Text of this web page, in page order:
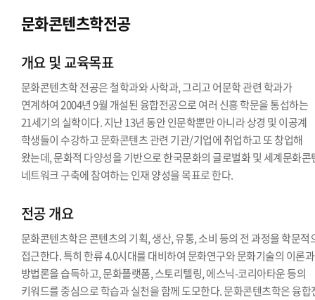
문화콘텐츠학전공
개요 및 교육목표
문화콘텐츠학 전공은 철학과와 사학과, 그리고 어문학 관련 학과가
연계하여 2004년 9월 개설된 융합전공으로 여러 신흥 학문을 통섭하는
21세기의 실학이다. 지난 13년 동안 인문학뿐만 아니라 상경 및 이공계
학생들이 수강하고 문화콘텐츠 관련 기관/기업에 취업하고 또 창업해
왔는데, 문화적 다양성을 기반으로 한국문화의 글로벌화 및 세계문화콘
네트워크 구축에 참여하는 인재 양성을 목표로 한다.
전공 개요
문화콘텐츠학은 콘텐츠의 기획, 생산, 유통, 소비 등의 전 과정을 학문적
접근한다. 특히 한류 4.0시대를 대비하여 문화연구와 문화기술의 이론과
방법론을 습득하고, 문화플랫폼, 스토리텔링, 에스닉-코리아타운 등의
키워드를 중심으로 학습과 실천을 함께 도모한다. 문화콘텐츠학은 융합